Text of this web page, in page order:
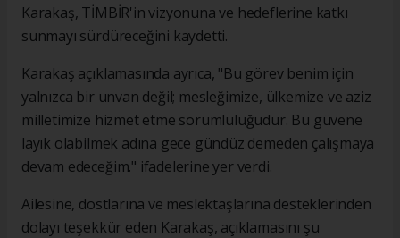
Karakaş, TİMBİR'in vizyonuna ve hedeflerine katkı
sunmayı sürdüreceğini kaydetti.
Karakaş açıklamasında ayrıca, "Bu görev benim için
yalnızca bir unvan değil; mesleğimize, ülkemize ve aziz
milletimize hizmet etme sorumluluğudur. Bu güvene
layık olabilmek adına gece gündüz demeden çalışmaya
devam edeceğim." ifadelerine yer verdi.
Ailesine, dostlarına ve meslektaşlarına desteklerinden
dolayı teşekkür eden Karakaş, açıklamasını şu